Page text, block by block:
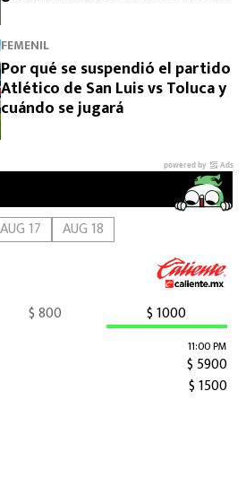
FEMENIL
Por qué se suspendió el partido
Atlético de San Luis vs Toluca y
cuándo se jugará